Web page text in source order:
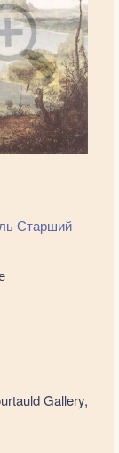
Старший
Gallery,